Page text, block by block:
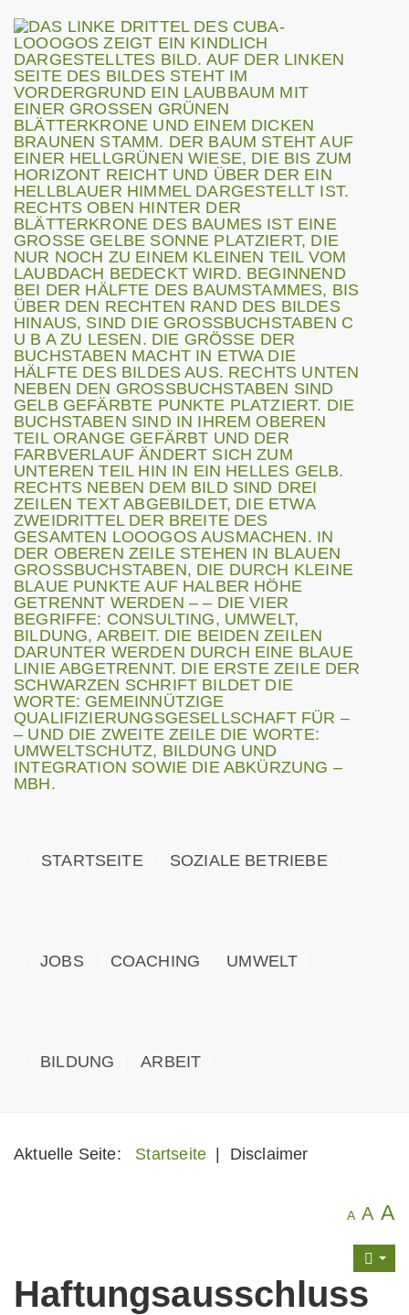
STARTSEITE SOZIALE BETRIEBE
JOBS COACHING UMWELT
BILDUNG ARBEIT
Aktuelle Seite: Startseite Disclaimer
A A A
Haftungsausschluss